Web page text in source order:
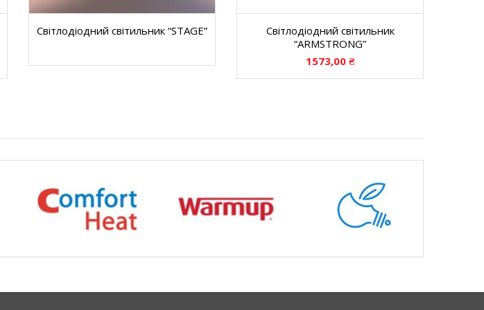
Світлодіодний світильник “STAGE”
Світлодіодний світильник
“ARMSTRONG”
1573,00 ₴